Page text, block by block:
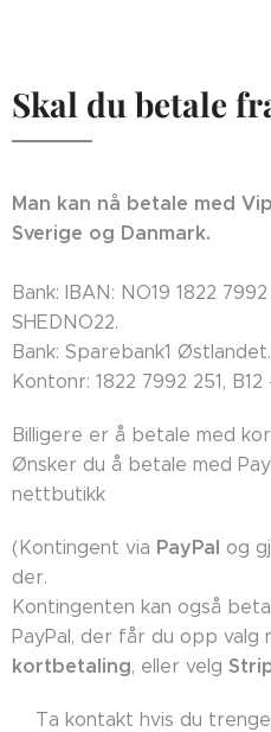
Skal du betale
Man kan nå betale med
Sverige og Danmark.
Bank: IBAN: NO19 1822
SHEDNO22.
Bank: Sparebank1 Østlandet.
Kontonr: 1822 7992 251,
Billigere er å betale med
Ønsker du å betale med
nettbutikk
(Kontingent via PayPal og
der.
Kontingenten kan også
PayPal, der får du opp valg
kortbetaling, eller velg
👉🏼Ta kontakt hvis du